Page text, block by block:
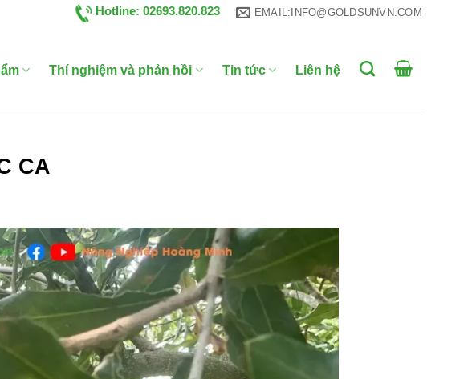
Hotline: 02693.820.823 EMAIL:INFO@GOLDSUNVN.COM
Thí nghiệm và phản hồi Tin tức Liên hệ
CA